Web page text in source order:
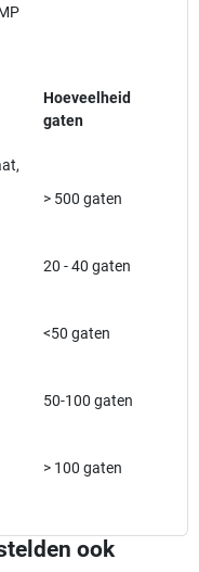
Hoeveelheid
gaten
> 500 gaten
20 - 40 gaten
<50 gaten
50-100 gaten
> 100 gaten
ook